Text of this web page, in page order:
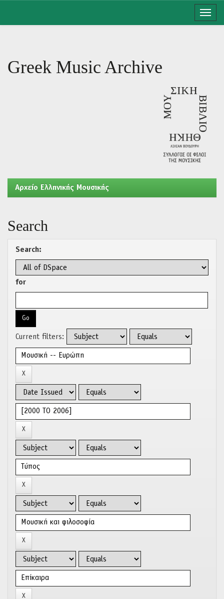
Greek Music Archive
Aρχείο Ελληνικής Μουσικής
Search
Search:
for
Current filters: